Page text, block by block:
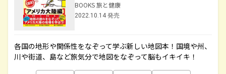
BOOKS 旅と健康
2022.10.14 発売
各国の地形や関係性をなぞって学ぶ新しい地図本！国境や州、
川や街道、島など旅気分で地図をなぞって脳もイキイキ！